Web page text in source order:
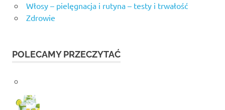
Włosy – pielęgnacja i rutyna – testy i trwałość
Zdrowie
POLECAMY PRZECZYTAĆ